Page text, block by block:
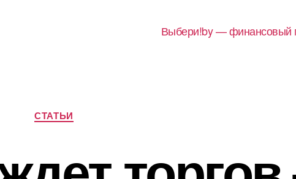
Выбери!by — финансовый
Рубрики
СТАТЬИ